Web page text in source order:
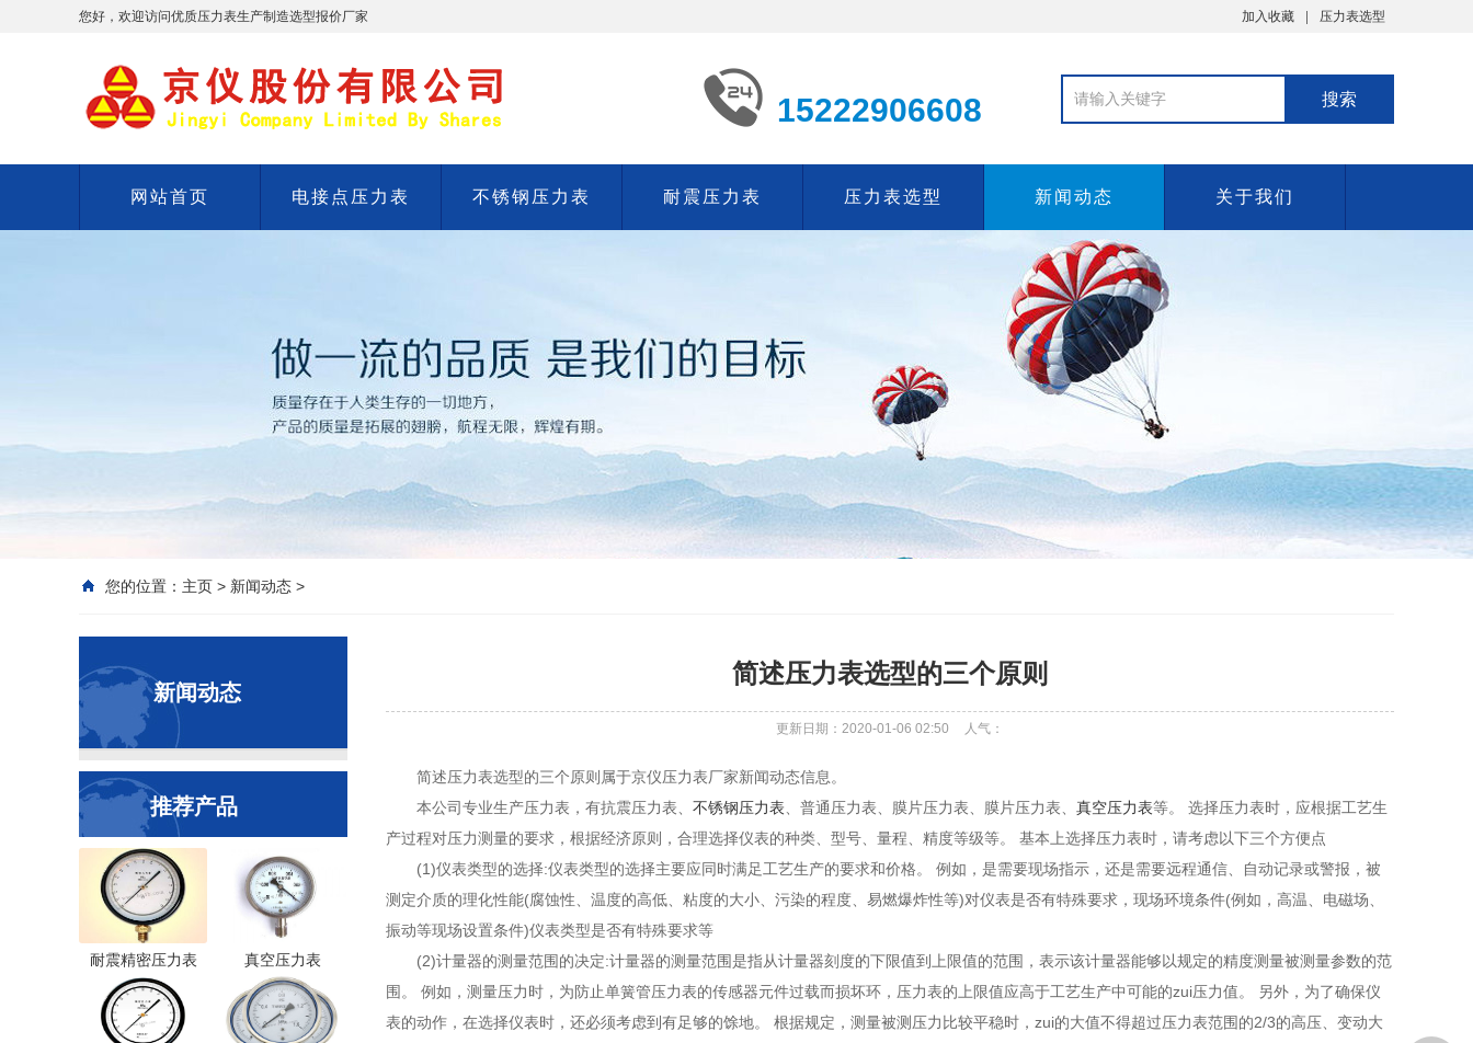
您好，欢迎访问优质压力表生产制造选型报价厂家 加入收藏 压力表选型
15222906608
网站首页 电接点压力表 不锈钢压力表 耐震压力表 压力表选型 新闻动态 关于我们
您的位置： 主页 > 新闻动态 >
新闻动态
推荐产品
耐震精密压力表 真空压力表
简述压力表选型的三个原则
更新日期：2020-01-06 02:50 人气：
简述压力表选型的三个原则属于京仪压力表厂家新闻动态信息。
本公司专业生产压力表，有抗震压力表、 不锈钢压力表 、普通压力表、膜片压力表、膜片压力表、 真空压力表等。 选择压力表时，应根据工艺生
产过程对压力测量的要求，根据经济原则，合理选择仪表的种类、型号、量程、精度等级等。 基本上选择压力表时，请考虑以下三个方便点
(1)仪表类型的选择:仪表类型的选择主要应同时满足工艺生产的要求和价格。 例如，是需要现场指示，还是需要远程通信、自动记录或警报，被
测定介质的理化性能(腐蚀性、温度的高低、粘度的大小、污染的程度、易燃爆炸性等)对仪表是否有特殊要求，现场环境条件(例如，高温、电磁场、
振动等现场设置条件)仪表类型是否有特殊要求等
(2)计量器的测量范围的决定:计量器的测量范围是指从计量器刻度的下限值到上限值的范围，表示该计量器能够以规定的精度测量被测量参数的范
围。 例如，测量压力时，为防止单簧管压力表的传感器元件过载而损坏环，压力表的上限值应高于工艺生产中可能的zui压力值。 另外，为了确保仪
表的动作，在选择仪表时，还必须考虑到有足够的馀地。 根据规定，测量被测压力比较平稳时，zui的大值不得超过压力表范围的2/3的高压、变动大